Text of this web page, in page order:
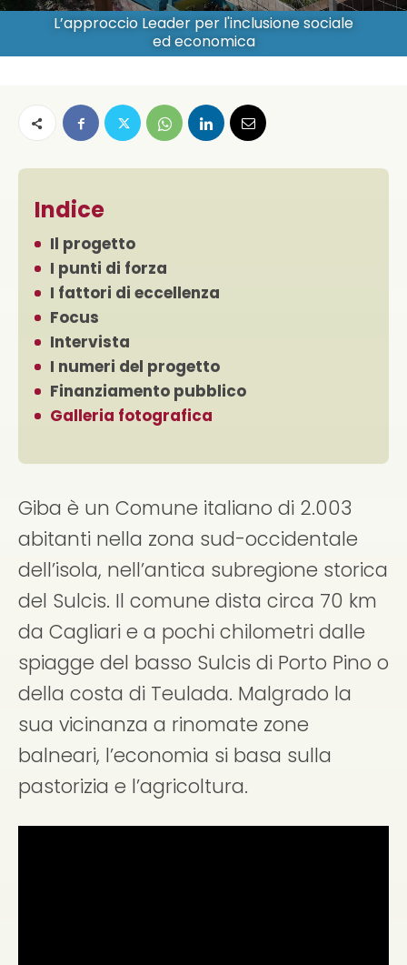
L’approccio Leader per l'inclusione sociale
ed economica
Indice
Il progetto
I punti di forza
I fattori di eccellenza
Focus
Intervista
I numeri del progetto
Finanziamento pubblico
Galleria fotografica
Giba è un Comune italiano di 2.003
abitanti nella zona sud-occidentale
dell’isola, nell’antica subregione storica
del Sulcis. Il comune dista circa 70 km
da Cagliari e a pochi chilometri dalle
spiagge del basso Sulcis di Porto Pino o
della costa di Teulada. Malgrado la
sua vicinanza a rinomate zone
balneari, l’economia si basa sulla
pastorizia e l’agricoltura.